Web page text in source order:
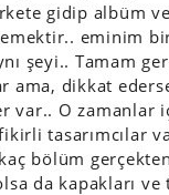
gidip albüm
eminim
şeyi.. Tamam
ama, dikkat
var.. O zamanlar
tasarımcılar
bölüm
da kapakları ve